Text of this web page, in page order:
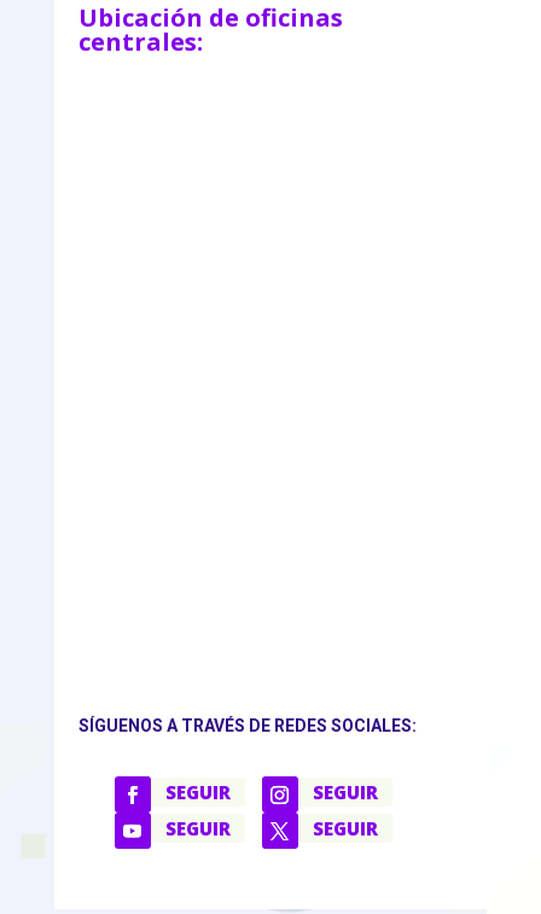
Ubicación de oficinas
centrales:
SÍGUENOS A TRAVÉS DE REDES SOCIALES:
SEGUIR
SEGUIR
SEGUIR
SEGUIR